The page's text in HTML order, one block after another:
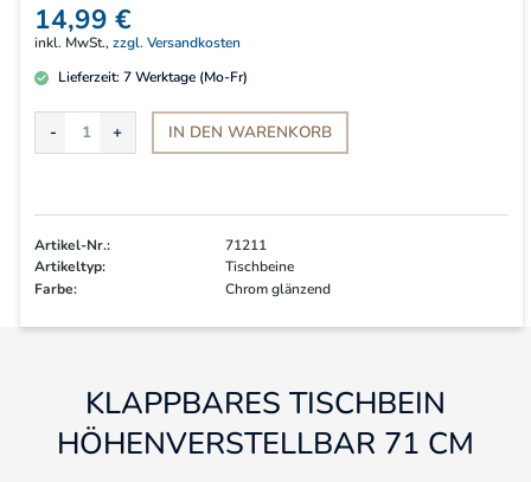
14,99 €
inkl. MwSt.,zzgl. Versandkosten
Lieferzeit: 7Werktage (Mo-Fr)
IN DEN WARENKORB
Artikel-Nr.:
71211
Artikeltyp:
Tischbeine
Farbe:
Chrom glänzend
KLAPPBARES TISCHBEIN
HÖHENVERSTELLBAR 71 CM